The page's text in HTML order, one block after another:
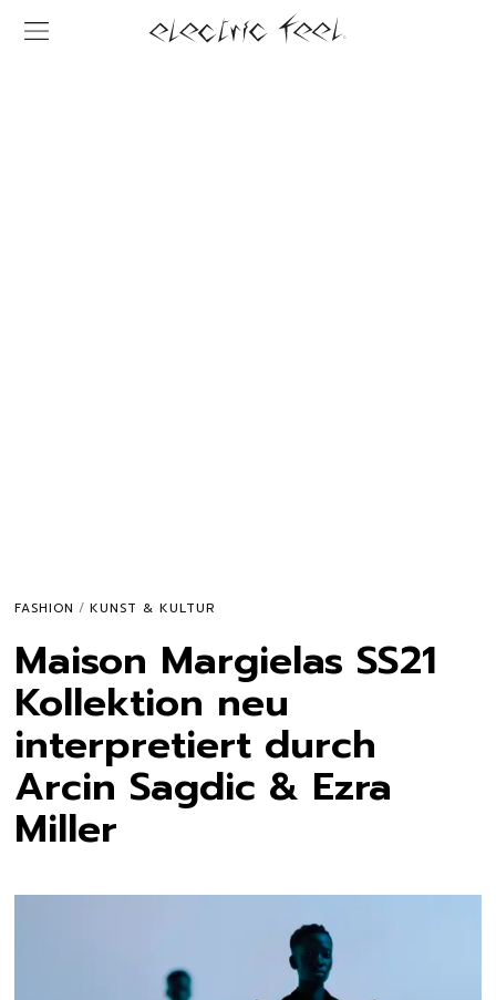
FASHION / KUNST & KULTUR
Maison Margielas SS21
Kollektion neu
interpretiert durch
Arcin Sagdic & Ezra
Miller